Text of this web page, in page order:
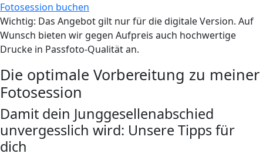
Fotosession buchen
Wichtig: Das Angebot gilt nur für die digitale Version. Auf
Wunsch bieten wir gegen Aufpreis auch hochwertige
Drucke in Passfoto-Qualität an.
Die optimale Vorbereitung zu meiner
Fotosession
Damit dein Junggesellenabschied
unvergesslich wird: Unsere Tipps für
dich